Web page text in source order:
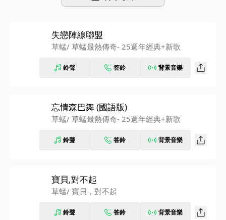
失戀陣線聯盟
草蜢/ 草蜢最熱傳奇- 25週年經典+新歌
鈴聲 答鈴 背景音樂
忘情森巴舞 (國語版)
草蜢/ 草蜢最熱傳奇- 25週年經典+新歌
鈴聲 答鈴 背景音樂
寶貝,對不起
草蜢/ 寶貝，對不起
鈴聲 答鈴 背景音樂